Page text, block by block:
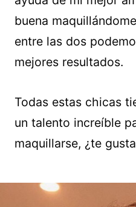
buena
entre las dos
mejores resultados.
Todas estas chicas
un talento increíble
maquillarse, ¿te